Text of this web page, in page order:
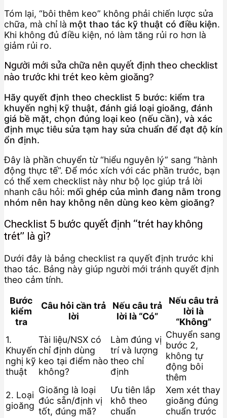
Tóm lại, “bôi thêm keo” không phải chiến lược sửa
chữa, mà chỉ là một thao tác kỹ thuật có điều kiện.
Khi không đủ điều kiện, nó làm tăng rủi ro hơn là
giảm rủi ro.
Người mới sửa chữa nên quyết định theo checklist
nào trước khi trét keo kèm gioăng?
Hãy quyết định theo checklist 5 bước: kiểm tra
khuyến nghị kỹ thuật, đánh giá loại gioăng, đánh
giá bề mặt, chọn đúng loại keo (nếu cần), và xác
định mục tiêu sửa tạm hay sửa chuẩn để đạt độ kín
ổn định.
Đây là phần chuyển từ “hiểu nguyên lý” sang “hành
động thực tế”. Để móc xích với các phần trước, bạn
có thể xem checklist này như bộ lọc giúp trả lời
nhanh câu hỏi: mối ghép của mình đang nằm trong
nhóm nên hay không nên dùng keo kèm gioăng?
Checklist 5 bước quyết định “trét hay không
trét” là gì?
Dưới đây là bảng checklist ra quyết định trước khi
thao tác. Bảng này giúp người mới tránh quyết định
theo cảm tính.
Bước
kiểm
tra
Câu hỏi cần trả
lời
Nếu câu trả
lời là “Có”
Nếu câu trả
lời là
“Không”
1.
Khuyến
nghị kỹ
thuật
Tài liệu/NSX có
chỉ định dùng
keo tại điểm nào
không?
Làm đúng vị
trí và lượng
theo chỉ
định
Chuyển sang
bước 2,
không tự
động bôi
thêm
2. Loại
gioăng
Gioăng là loại
đúc sẵn/định vị
tốt, đúng mã?
Ưu tiên lắp
khô theo
chuẩn
Xem xét thay
gioăng đúng
chuẩn trước